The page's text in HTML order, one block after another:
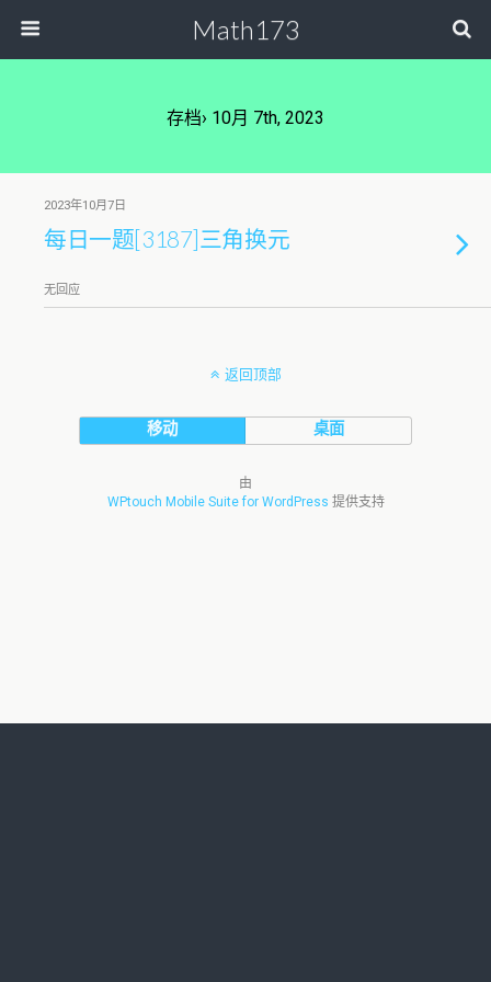
Math173
存档› 10月 7th, 2023
2023年10月7日
每日一题[3187]三角换元
无回应
返回顶部
移动 桌面
由
WPtouch Mobile Suite for WordPress 提供支持